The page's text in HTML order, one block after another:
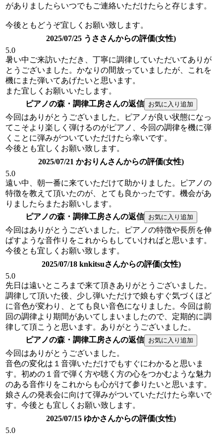
がありましたらいつでもご連絡いただけたらと存じます。
今後ともどうぞ宜しくお願い致します。
2025/07/25 うささんからの評価(女性)
5.0
暑い中ご来訪いただき、丁寧に調律していただいてありが
とうございました。かなりの間放っていましたが、これを
機にまた弾いてあげたいと思います。
また宜しくお願いいたします。
ピアノの森・調律工房さんの返信
今回はありがとうございました。ピアノが良い状態になっ
てこそより楽しく弾けるのがピアノ、今回の調律を機に弾
くことに弾みがついていただけたら幸いです。
今後とも宜しくお願い致します。
2025/07/21 かおりんさんからの評価(女性)
5.0
遠い中、朝一番に来ていただけて助かりました。ピアノの
特徴を教えて頂いたのが、とても良かったです。機会があ
りましたらまたお願いします。
ピアノの森・調律工房さんの返信
今回はありがとうございました。ピアノの特徴や長所を伸
ばすような音作りをこれからもしていければと思います。
今後とも宜しくお願い致します。
2025/07/18 knkitsuさんからの評価(女性)
5.0
先日は遠いところまで来て頂きありがとうございました。
調律して頂いた後、少し弾いただけで娘もすぐ気づくほど
に音色が変わり、とても良い音色になりました。今回は前
回の調律より期間があいてしまいましたので、定期的に調
律して頂こうと思います。ありがとうございました。
ピアノの森・調律工房さんの返信
今回はありがとうございました。
音色の変化は１音弾いただけでもすぐにわかると思いま
す。初めの１音で弾く方や聴く方の心をつかむような魅力
のある音作りをこれからも心がけて参りたいと思います。
娘さんの発表会に向けて弾みがついていただけたら幸いで
す。今後とも宜しくお願い致します。
2025/07/15 ゆかさんからの評価(女性)
5.0